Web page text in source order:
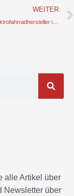
WEITER
Top 10 der Elektrofahrradhersteller in der Tschechischen Republik
alle Artikel über
Newsletter über